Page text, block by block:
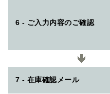
6 - ご入力内容のご確認
7 - 在庫確認メール